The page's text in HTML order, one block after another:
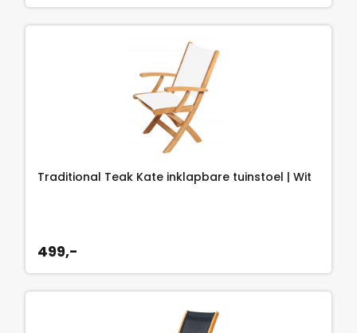
Traditional Teak Kate inklapbare tuinstoel | Wit
499,-